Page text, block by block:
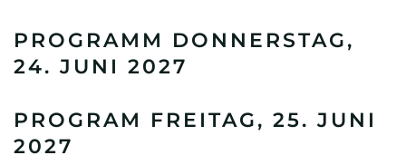
PROGRAMM DONNERSTAG,
24. JUNI 2027
PROGRAM FREITAG, 25. JUNI
2027